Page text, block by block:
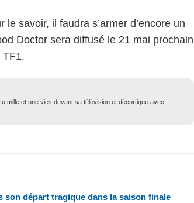
savoir, il faudra s’armer d’encore un
Doctor sera diffusé le 21 mai prochain
TF1.
mille et une vies devant sa télévision et décortique avec
son départ tragique dans la saison finale